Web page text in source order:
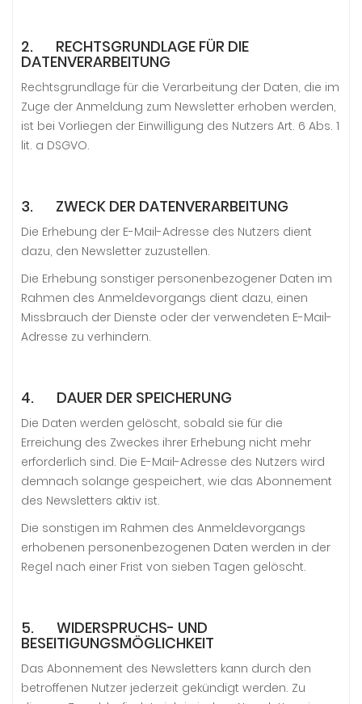
2. RECHTSGRUNDLAGE FÜR DIE
DATENVERARBEITUNG
Rechtsgrundlage für die Verarbeitung der Daten, die im
Zuge der Anmeldung zum Newsletter erhoben werden,
ist bei Vorliegen der Einwilligung des Nutzers Art. 6 Abs. 1
lit. a DSGVO.
3. ZWECK DER DATENVERARBEITUNG
Die Erhebung der E-Mail-Adresse des Nutzers dient
dazu, den Newsletter zuzustellen.
Die Erhebung sonstiger personenbezogener Daten im
Rahmen des Anmeldevorgangs dient dazu, einen
Missbrauch der Dienste oder der verwendeten E-Mail-
Adresse zu verhindern.
4. DAUER DER SPEICHERUNG
Die Daten werden gelöscht, sobald sie für die
Erreichung des Zweckes ihrer Erhebung nicht mehr
erforderlich sind. Die E-Mail-Adresse des Nutzers wird
demnach solange gespeichert, wie das Abonnement
des Newsletters aktiv ist.
Die sonstigen im Rahmen des Anmeldevorgangs
erhobenen personenbezogenen Daten werden in der
Regel nach einer Frist von sieben Tagen gelöscht.
5. WIDERSPRUCHS- UND
BESEITIGUNGSMÖGLICHKEIT
Das Abonnement des Newsletters kann durch den
betroffenen Nutzer jederzeit gekündigt werden. Zu